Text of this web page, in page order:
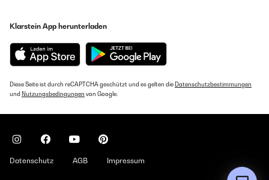
Klarstein App herunterladen
Diese Seite ist durch reCAPTCHA geschützt und es gelten die Datenschutzbestimmungen
und Nutzungsbedingungen von Google.
Datenschutz AGB Impressum